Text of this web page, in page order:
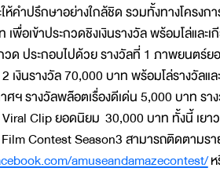
ปรึกษาอย่างใกล้ชิด รวมทั้งทางโครงก
อเข้าประกวดชิงเงินรางวัล พร้อมโล่และ
ด ประกอบไปด้วย รางวัลที่ 1 ภาพยนตร์ย
งินรางวัล 70,000 บาท พร้อมโล่รางวัลแล
ศฯ รางวัลพล๊อตเรื่องดีเด่น 5,000 บาท ร
Clip ยอดนิยม 30,000 บาท ทั้งนี้ เยา
Contest Season3 สามารถติดตามร
amuseandamazecontest/ห